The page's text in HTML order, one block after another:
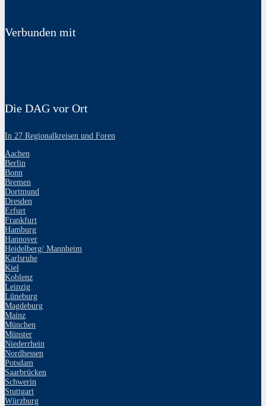
Verbunden mit
Die DAG vor Ort
In 27 Regionalkreisen und Foren
Aachen
Berlin
Bonn
Bremen
Dortmund
Dresden
Erfurt
Frankfurt
Hamburg
Hannover
Heidelberg/ Mannheim
Karlsruhe
Kiel
Koblenz
Leipzig
Lüneburg
Magdeburg
Mainz
München
Münster
Niederrhein
Nordhessen
Potsdam
Saarbrücken
Schwerin
Stuttgart
Würzburg